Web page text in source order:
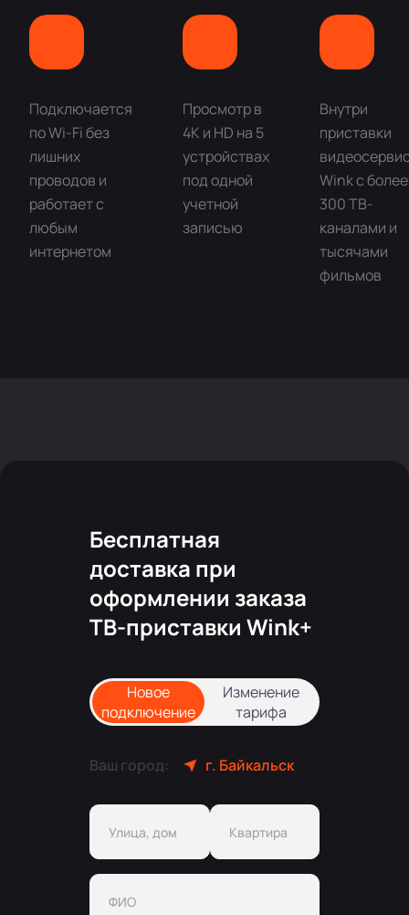
Подключается
по Wi-Fi без
лишних
проводов и
работает с
любым
интернетом
Просмотр в
4K и HD на 5
устройствах
под одной
учетной
записью
Внутри
приставки
Wink с более
300 ТВ-
каналами и
тысячами
фильмов
Бесплатная
доставка при
оформлении заказа
ТВ-приставки Wink+
Новое
подключение
Изменение
тарифа
Ваш город: г. Байкальск